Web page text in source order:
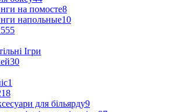
на помосте8
напольные10
555
Ігри
30
1
для більярду9